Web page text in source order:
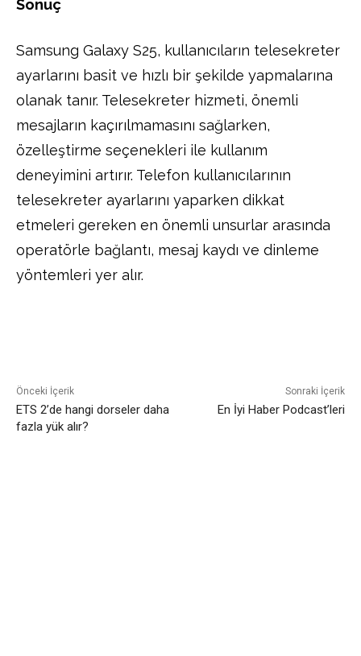
Sonuç
Samsung Galaxy S25, kullanıcıların telesekreter
ayarlarını basit ve hızlı bir şekilde yapmalarına
olanak tanır. Telesekreter hizmeti, önemli
mesajların kaçırılmamasını sağlarken,
özelleştirme seçenekleri ile kullanım
deneyimini artırır. Telefon kullanıcılarının
telesekreter ayarlarını yaparken dikkat
etmeleri gereken en önemli unsurlar arasında
operatörle bağlantı, mesaj kaydı ve dinleme
yöntemleri yer alır.
Önceki İçerik
ETS 2’de hangi dorseler daha
fazla yük alır?
Sonraki İçerik
En İyi Haber Podcast’leri